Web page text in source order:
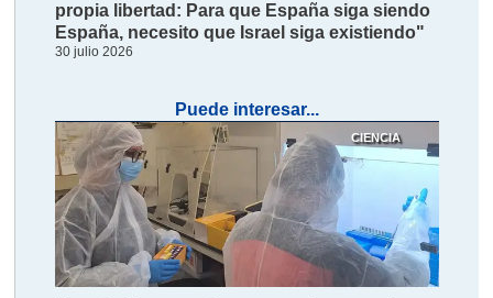
propia libertad: Para que España siga siendo
España, necesito que Israel siga existiendo"
30 julio 2026
Puede interesar...
CIENCIA